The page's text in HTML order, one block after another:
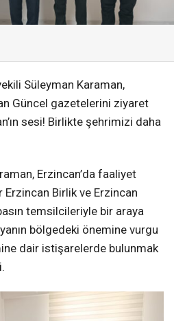
Süleyman Karaman,
Güncel gazetelerini ziyaret
sesi! Birlikte şehrimizi daha
Erzincan’da faaliyet
Birlik ve Erzincan
temsilcileriyle bir araya
bölgedeki önemine vurgu
dair istişarelerde bulunmak